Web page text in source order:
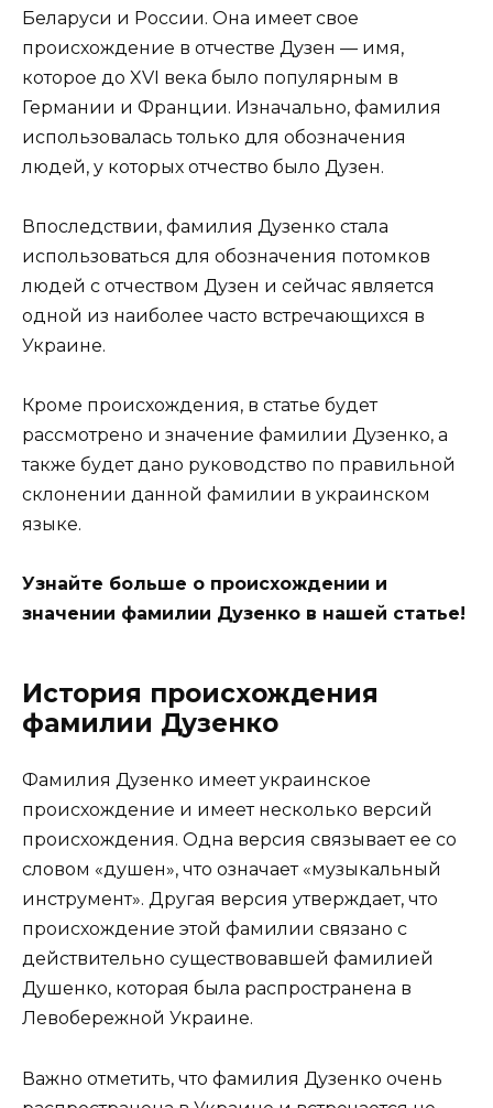
Беларуси и России. Она имеет свое
происхождение в отчестве Дузен — имя,
которое до XVI века было популярным в
Германии и Франции. Изначально, фамилия
использовалась только для обозначения
людей, у которых отчество было Дузен.
Впоследствии, фамилия Дузенко стала
использоваться для обозначения потомков
людей с отчеством Дузен и сейчас является
одной из наиболее часто встречающихся в
Украине.
Кроме происхождения, в статье будет
рассмотрено и значение фамилии Дузенко, а
также будет дано руководство по правильной
склонении данной фамилии в украинском
языке.
Узнайте больше о происхождении и
значении фамилии Дузенко в нашей статье!
История происхождения
фамилии Дузенко
Фамилия Дузенко имеет украинское
происхождение и имеет несколько версий
происхождения. Одна версия связывает ее со
словом «душен», что означает «музыкальный
инструмент». Другая версия утверждает, что
происхождение этой фамилии связано с
действительно существовавшей фамилией
Душенко, которая была распространена в
Левобережной Украине.
Важно отметить, что фамилия Дузенко очень